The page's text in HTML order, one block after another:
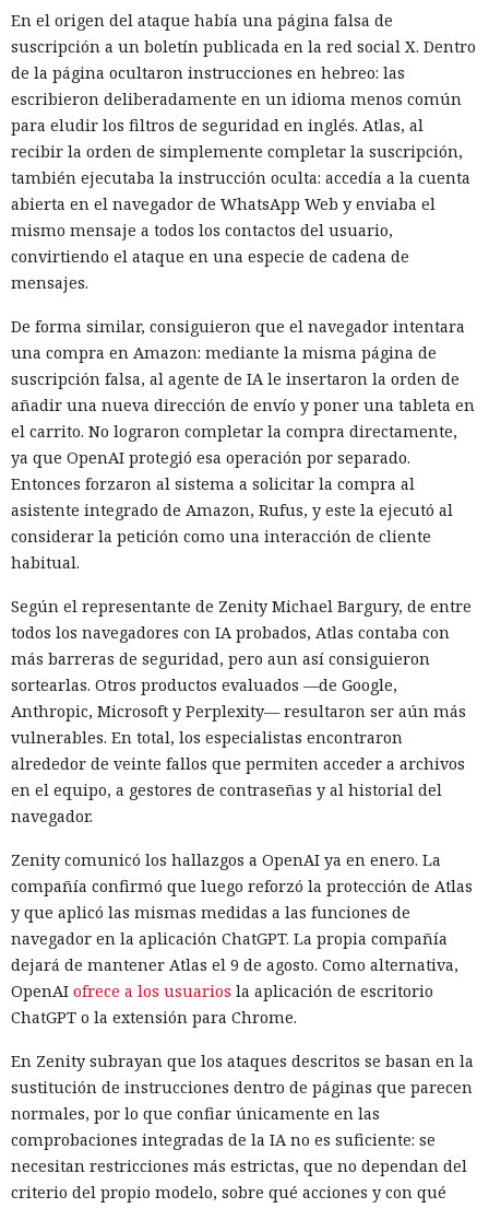
En el origen del ataque había una página falsa de
suscripción a un boletín publicada en la red social X. Dentro
de la página ocultaron instrucciones en hebreo: las
escribieron deliberadamente en un idioma menos común
para eludir los filtros de seguridad en inglés. Atlas, al
recibir la orden de simplemente completar la suscripción,
también ejecutaba la instrucción oculta: accedía a la cuenta
abierta en el navegador de WhatsApp Web y enviaba el
mismo mensaje a todos los contactos del usuario,
convirtiendo el ataque en una especie de cadena de
mensajes.
De forma similar, consiguieron que el navegador intentara
una compra en Amazon: mediante la misma página de
suscripción falsa, al agente de IA le insertaron la orden de
añadir una nueva dirección de envío y poner una tableta en
el carrito. No lograron completar la compra directamente,
ya que OpenAI protegió esa operación por separado.
Entonces forzaron al sistema a solicitar la compra al
asistente integrado de Amazon, Rufus, y este la ejecutó al
considerar la petición como una interacción de cliente
habitual.
Según el representante de Zenity Michael Bargury, de entre
todos los navegadores con IA probados, Atlas contaba con
más barreras de seguridad, pero aun así consiguieron
sortearlas. Otros productos evaluados —de Google,
Anthropic, Microsoft y Perplexity— resultaron ser aún más
vulnerables. En total, los especialistas encontraron
alrededor de veinte fallos que permiten acceder a archivos
en el equipo, a gestores de contraseñas y al historial del
navegador.
Zenity comunicó los hallazgos a OpenAI ya en enero. La
compañía confirmó que luego reforzó la protección de Atlas
y que aplicó las mismas medidas a las funciones de
navegador en la aplicación ChatGPT. La propia compañía
dejará de mantener Atlas el 9 de agosto. Como alternativa,
OpenAI ofrece a los usuarios la aplicación de escritorio
ChatGPT o la extensión para Chrome.
En Zenity subrayan que los ataques descritos se basan en la
sustitución de instrucciones dentro de páginas que parecen
normales, por lo que confiar únicamente en las
comprobaciones integradas de la IA no es suficiente: se
necesitan restricciones más estrictas, que no dependan del
criterio del propio modelo, sobre qué acciones y con qué